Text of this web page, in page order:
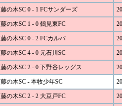
藤の木SC 0 - 1 FCサンダーズ
藤の木SC 1 - 0 鶴見東FC
藤の木SC 0 - 2 FCカルパ
藤の木SC 4 - 0 元石川SC
藤の木SC 2 - 0 下野谷レッグス
藤の木SC - 本牧少年SC
藤の木SC 2 - 2 大豆戸FC